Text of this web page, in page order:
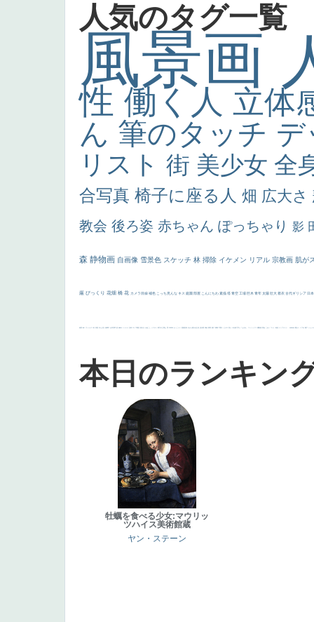
人気のタグ一覧
風景画
性 働く人 立体
ん 筆のタッチ
リスト 街 美少女 全
合写真 椅子に座る人 畑 広大さ
教会 後ろ姿 赤ちゃん ぽっちゃり 影
森 静物画 自画像 雪景色 スケッチ 林 掃除 イケメン リアル 宗教画 肌が
厳 びっくり 花畑 橋 花 カメラ目線 補色 こっち見んな キス 庭園 部屋 こんにちわ 素描 塔 青空 工場 巨木 青年 太陽 壮大 着衣 古代ギリシア 日
画質 last ヴィーナス 剣 白人少女 食事中 山本芳翠 麦 alciato ハーレム 女神 ローマ教皇 奥行き 火起こし シスター 東方の三博士 114514 かっこいい 受胎告知 天から覗き込む顔 設計図 挿絵 群衆 親子 裸婦 可愛い ピサロ ＃名画で学ぶ「たるみ」 ニーソックス 躍動感 黄色 こわい コート 畦道 レンブラント・ sekkusu 暖かい バブみ 靴下 ショッ
本日のランキン
牡蠣を食べる少女:マウリッ
ツハイス美術館蔵
ヤン・ステーン